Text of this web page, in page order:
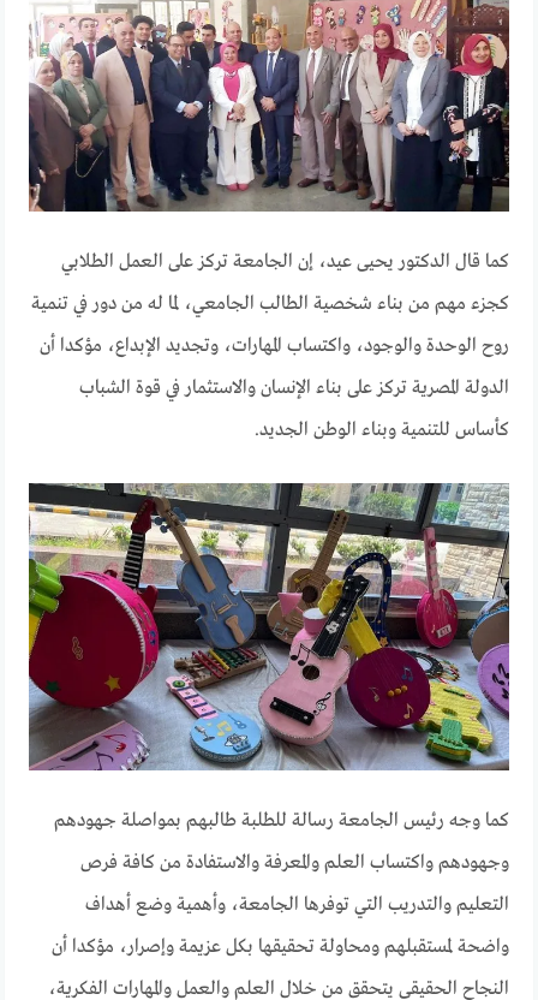
كما قال الدكتور يحيى عيد، إن الجامعة تركز على العمل الطلابي
كجزء مهم من بناء شخصية الطالب الجامعي، لما له من دور في تنمية
روح الوحدة والوجود، واكتساب المهارات، وتجديد الإبداع، مؤكدا أن
الدولة المصرية تركز على بناء الإنسان والاستثمار في قوة الشباب
كأساس للتنمية وبناء الوطن الجديد.
كما وجه رئيس الجامعة رسالة للطلبة طالبهم بمواصلة جهودهم
وجهودهم واكتساب العلم والمعرفة والاستفادة من كافة فرص
التعليم والتدريب التي توفرها الجامعة، وأهمية وضع أهداف
واضحة لمستقبلهم ومحاولة تحقيقها بكل عزيمة وإصرار، مؤكدا أن
النجاح الحقيقي يتحقق من خلال العلم والعمل والمهارات الفكرية،